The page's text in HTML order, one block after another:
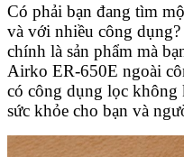
Có phải bạn đang tìm
và với nhiều công
chính là sản phẩm mà
Airko ER-650E ngoài
có công dụng lọc không
sức khỏe cho bạn và